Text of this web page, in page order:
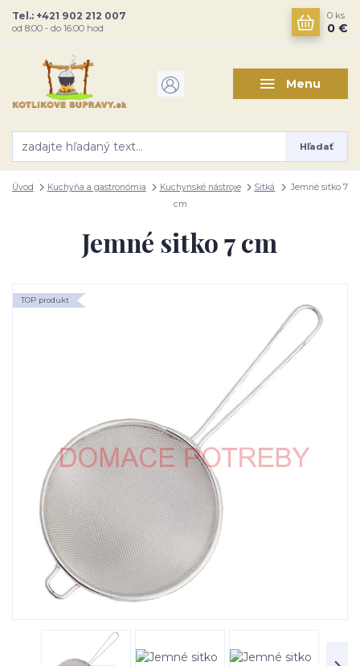
Menu
Hľadať
Tel.: +421 902 212 007
od 8:00 - do 16:00 hod
0 ks
0 €
Úvod Kuchyňa a gastronómia Kuchynské nástroje Sitká
Jemné sitko 7
cm
Jemné sitko 7 cm
TOP produkt